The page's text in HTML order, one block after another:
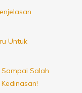
Untuk
Sampai Salah